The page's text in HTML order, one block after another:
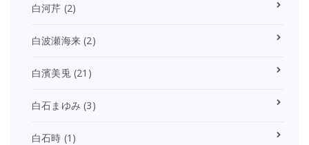
白河芹 (2)
白波瀬海来 (2)
白濱美兎(21)
白石まゆみ (3)
白石時 (1)